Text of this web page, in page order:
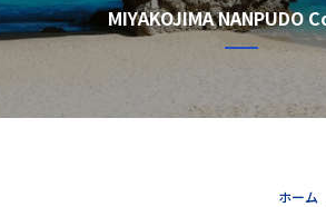
MIYAKOJIMA NANPUDO
ホーム